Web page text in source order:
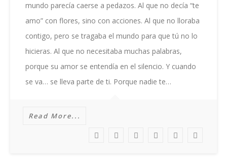
mundo parecía caerse a pedazos. Al que no decía “te
amo” con flores, sino con acciones. Al que no lloraba
contigo, pero se tragaba el mundo para que tú no lo
hicieras. Al que no necesitaba muchas palabras,
porque su amor se entendía en el silencio. Y cuando
se va… se lleva parte de ti. Porque nadie te…
Read More...